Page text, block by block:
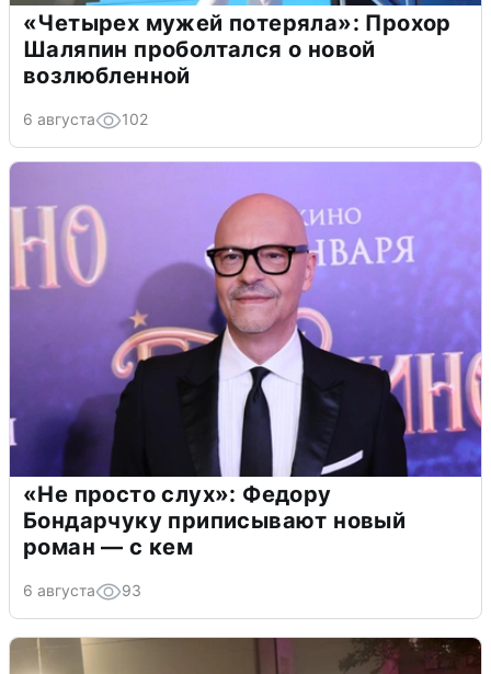
«Четырех мужей потеряла»: Прохор
Шаляпин проболтался о новой
возлюбленной
6 августа 102
«Не просто слух»: Федору
Бондарчуку приписывают новый
роман — с кем
6 августа 93